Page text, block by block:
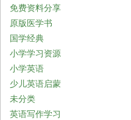
免费资料分享
原版医学书
国学经典
小学学习资源
小学英语
少儿英语启蒙
未分类
英语写作学习